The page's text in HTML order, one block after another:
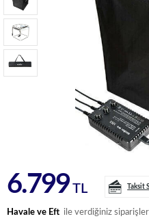
6.799 TL Taksit
Havale ve Eft ile verdiğiniz